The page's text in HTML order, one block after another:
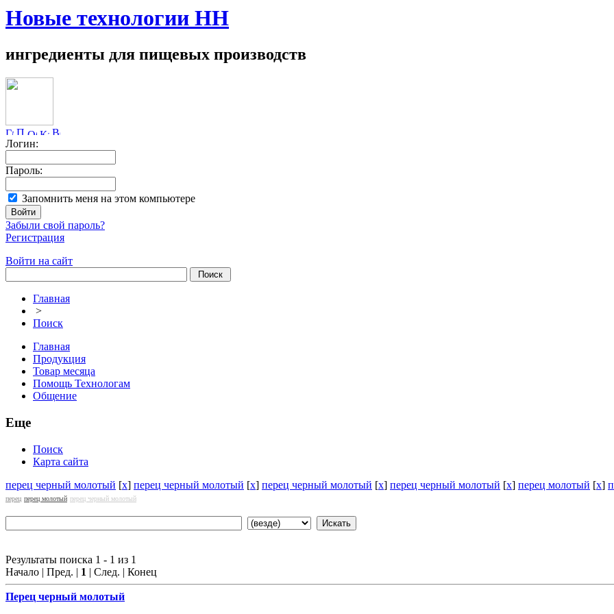
Новые технологии НН
ингредиенты для пищевых производств
Логин:
Пароль:
Запомнить меня на этом компьютере
Забыли свой пароль?
Регистрация
Войти на сайт
Главная
>
Поиск
Главная
Продукция
Товар месяца
Помощь Технологам
Общение
Еще
Поиск
Карта сайта
перец черный молотый [x] перец черный молотый [x] перец черный молотый [x] перец черный молотый [x] перец молотый [x]
перец перец молотый перец черный молотый
Результаты поиска 1 - 1 из 1
Начало | Пред. | 1 | След. | Конец
Перец черный молотый